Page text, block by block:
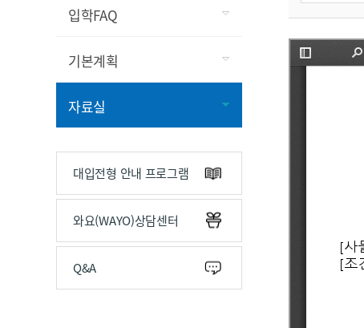
입학FAQ
기본계획
자료실
대입전형 안내 프로그램
와요(WAYO)상담센터
Q&A